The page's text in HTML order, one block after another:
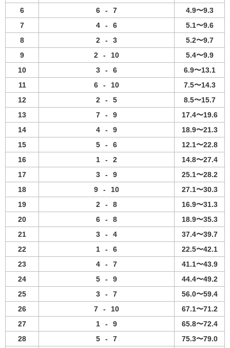
6
6 - 7
4.9〜9.3
7
4 - 6
5.1〜9.6
8
2 - 3
5.2〜9.7
9
2 - 10
5.4〜9.9
10
3 - 6
6.9〜13.1
11
6 - 10
7.5〜14.3
12
2 - 5
8.5〜15.7
13
7 - 9
17.4〜19.6
14
4 - 9
18.9〜21.3
15
5 - 6
12.1〜22.8
16
1 - 2
14.8〜27.4
17
3 - 9
25.1〜28.2
18
9 - 10
27.1〜30.3
19
2 - 8
16.9〜31.3
20
6 - 8
18.9〜35.3
21
3 - 4
37.4〜39.7
22
1 - 6
22.5〜42.1
23
4 - 7
41.1〜43.9
24
5 - 9
44.4〜49.2
25
3 - 7
56.0〜59.4
26
7 - 10
67.1〜71.2
27
1 - 9
65.8〜72.4
28
5 - 7
75.3〜79.0